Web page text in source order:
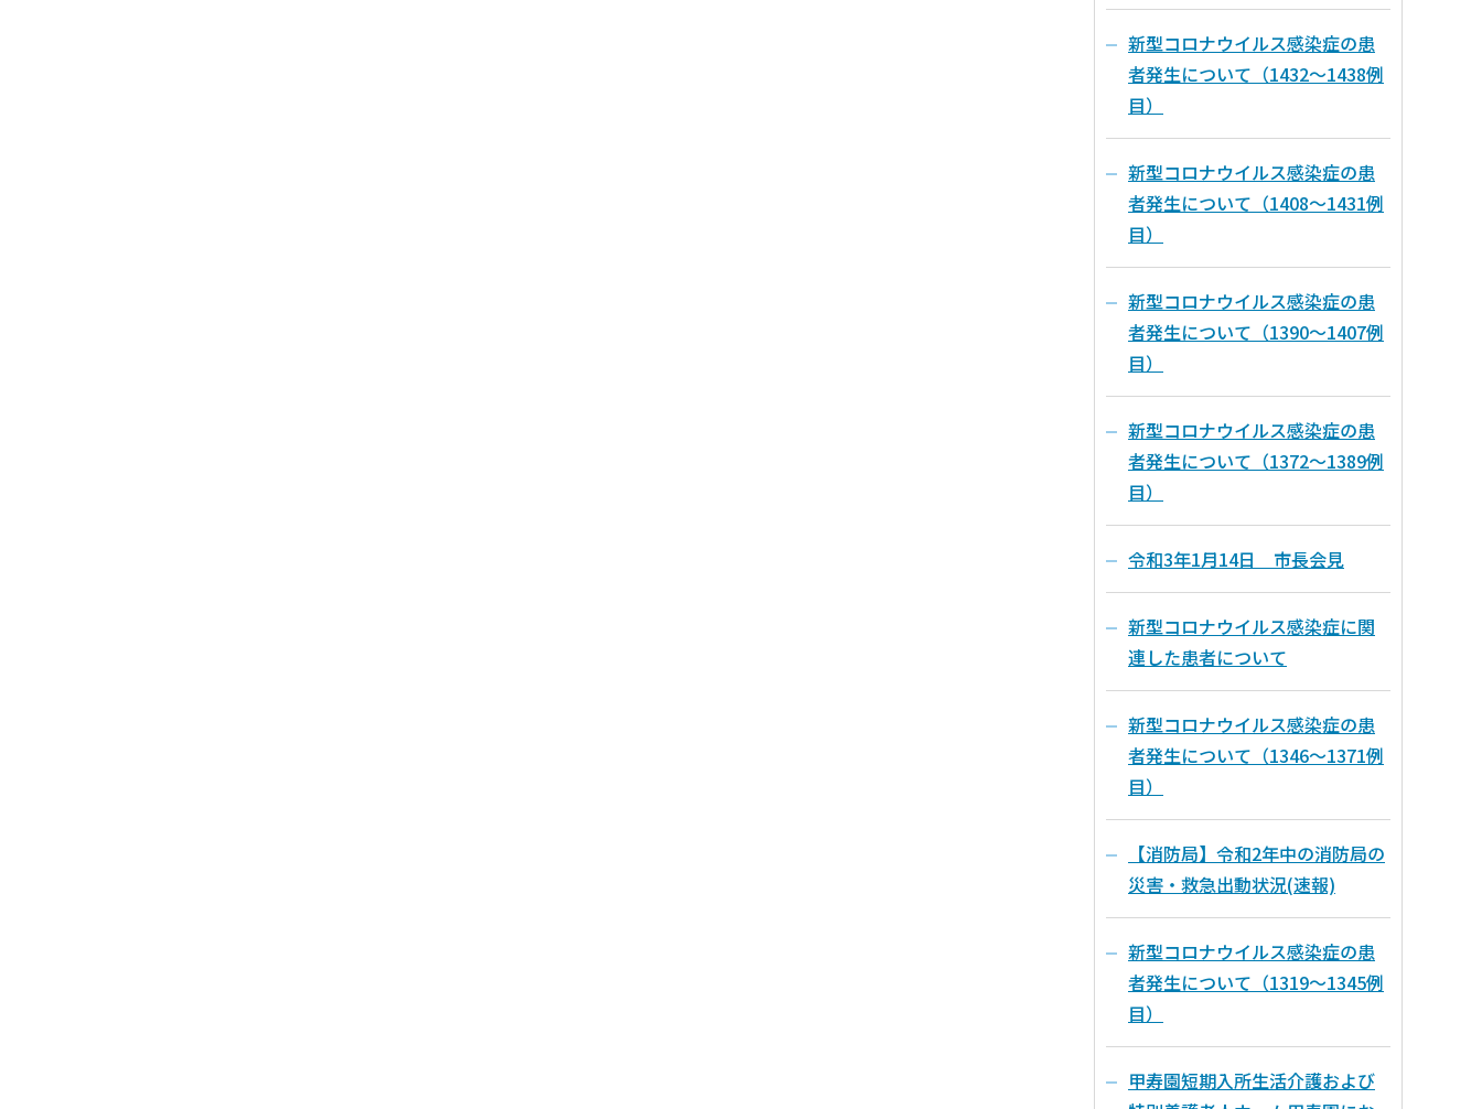
新型コロナウイルス感染症の患
者発生について（1432～1438例
目）
新型コロナウイルス感染症の患
者発生について（1408～1431例
目）
新型コロナウイルス感染症の患
者発生について（1390～1407例
目）
新型コロナウイルス感染症の患
者発生について（1372～1389例
目）
令和3年1月14日 市長会見
新型コロナウイルス感染症に関
連した患者について
新型コロナウイルス感染症の患
者発生について（1346～1371例
目）
【消防局】令和2年中の消防局の
災害・救急出動状況(速報)
新型コロナウイルス感染症の患
者発生について（1319～1345例
目）
甲寿園短期入所生活介護および